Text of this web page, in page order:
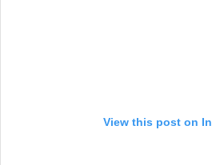
View this post on